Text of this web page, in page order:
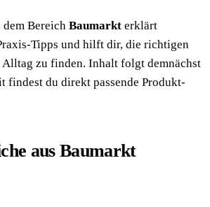
dem Bereich Baumarkt erklärt
Tipps und hilft dir, die richtigen
zu finden. Inhalt folgt demnächst
findest du direkt passende Produkt-
aus Baumarkt